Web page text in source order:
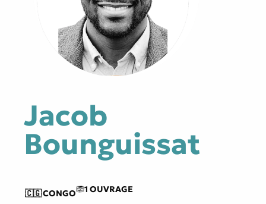
Jacob
Bounguissat
🇨🇬CONGO 1 OUVRAGE